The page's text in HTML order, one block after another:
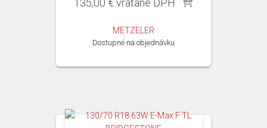
135,00 € vrátane DPH
METZELER
Dostupné na objednávku